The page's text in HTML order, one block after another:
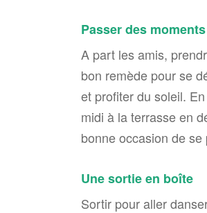
Passer des
A part les amis,
bon remède pour se
et profiter du soleil.
midi à la terrasse en
bonne occasion de
Une sortie en boîte
Sortir pour aller